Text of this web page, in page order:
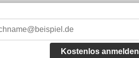
Kostenlos anmelden